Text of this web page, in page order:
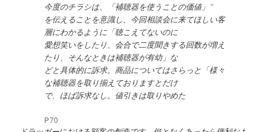
今度のチラシは、「補聴器を使うことの価値」”
を伝えることを意識し、今回相談会に来てほしい客
層にわかるように「聴こえてないのに
愛想笑いをしたり、会合で二度聞きする回数が増え
たり、そんなときは補聴器が有幼」な
どと具体的に訴求。商品についてはさらっと「様々
な補聴器を取り揃えておりますとだけ
で、ほば訴求なし。値引きは取りやめた
P70